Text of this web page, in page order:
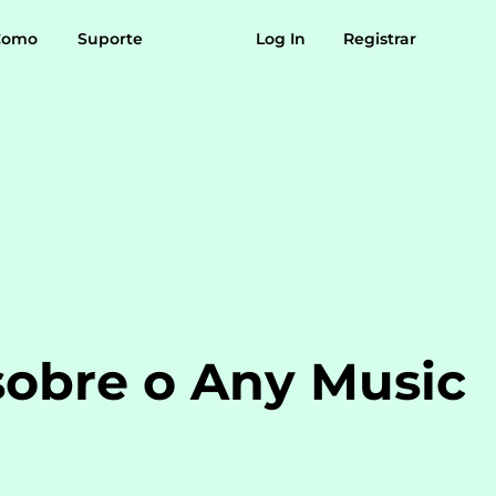
Suporte Log In Registrar
o Any Music
Avaliações Download grátis Comprar agora